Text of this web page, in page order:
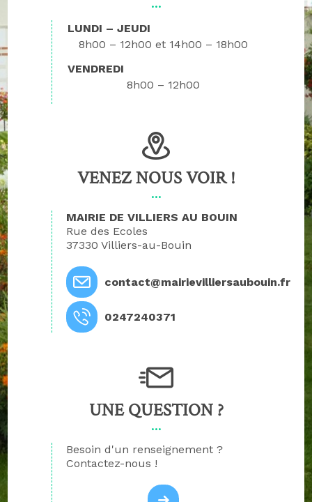
LUNDI – JEUDI
8h00 – 12h00
14h00 – 18h00
VENDREDI
8h00 – 12h00
VENEZ NOUS VOIR !
MAIRIE DE VILLIERS AU BOUIN
Rue des Ecoles
37330 Villiers-au-Bouin
contact@mairievilliersaubouin.fr
0247240371
UNE QUESTION ?
Besoin d'un renseignement ?
Contactez-nous !